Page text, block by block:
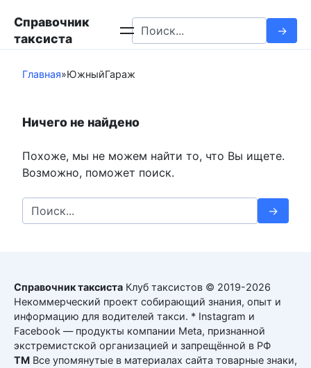
контенту
Справочник
таксиста
Search
for:
Главная»ЮжныйГараж
Ничего не найдено
Похоже, мы не можем найти то, что Вы ищете.
Возможно, поможет поиск.
Search
for:
Справочник таксиста Клуб таксистов © 2019-2026
Некоммерческий проект собирающий знания, опыт и
информацию для водителей такси. * Instagram и
Facebook — продукты компании Meta, признанной
экстремистской организацией и запрещённой в РФ
ТМ Все упомянутые в материалах сайта товарные знаки,